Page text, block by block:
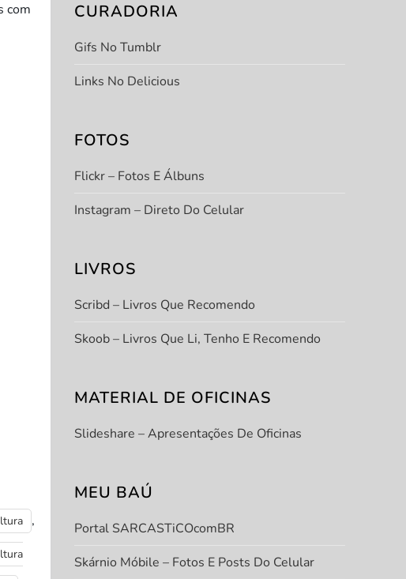
com
,
CURADORIA
Gifs No Tumblr
Links No Delicious
FOTOS
Flickr – Fotos E Álbuns
Instagram – Direto Do Celular
LIVROS
Scribd – Livros Que Recomendo
Skoob – Livros Que Li, Tenho E Recomendo
MATERIAL DE OFICINAS
Slideshare – Apresentações De Oficinas
MEU BAÚ
Portal SARCASTiCOcomBR
Skárnio Móbile – Fotos E Posts Do Celular